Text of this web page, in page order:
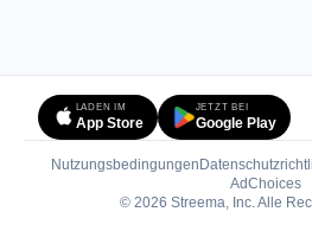
LADEN IM
App Store
JETZT BEI
Google Play
Nutzungsbedingungen
AdChoices
© 2026 Streema, Inc. Alle